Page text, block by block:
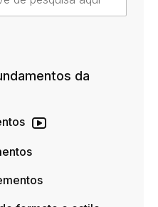
da